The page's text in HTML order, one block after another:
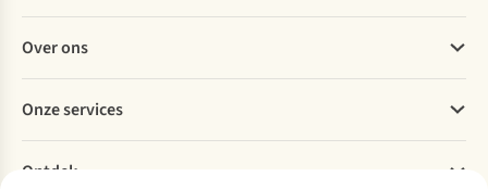
Bestellen
Betalen
Levering
Retourneren
Bestelling herroepen
Over ons
Explore More
Verantwoord ondernemen
Over Ayacucho
Onze services
Ontdek